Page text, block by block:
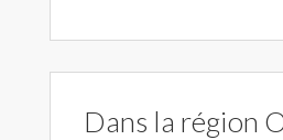
Dans la région